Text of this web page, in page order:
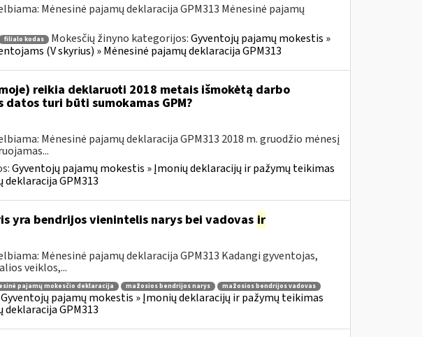
Mėnesinė pajamų deklaracija GPM313 Mėnesinė pajamų
filialo kodas Mokesčių žinyno kategorijos:Gyventojų pajamų mokestis »
(V skyrius) » Mėnesinė pajamų deklaracija GPM313
reikia deklaruoti 2018 metais išmokėtą darbo
datos turi būti sumokamas GPM?
Mėnesinė pajamų deklaracija GPM313 2018 m. gruodžio mėnesį
Gyventojų pajamų mokestis » Įmonių deklaracijų ir pažymų teikimas
deklaracija GPM313
yra bendrijos vienintelis narys bei vadovas ir
Mėnesinė pajamų deklaracija GPM313 Kadangi gyventojas,
veiklos,...
pajamų mokesčio deklaracija mažosios bendrijos narys
mažosios bendrijos vadovas
Gyventojų pajamų mokestis » Įmonių deklaracijų ir pažymų teikimas
deklaracija GPM313